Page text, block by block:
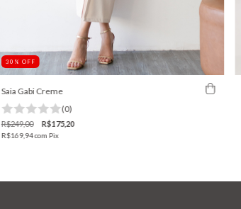
30 % OFF
Saia Gabi Creme
(0)
R$249,00 R$175,20
R$169,94com Pix